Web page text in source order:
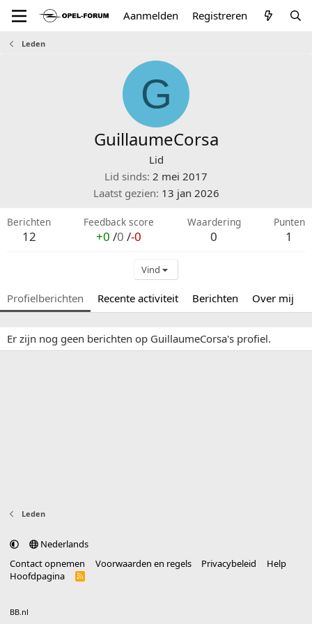
Aanmelden Registreren
Leden
G
GuillaumeCorsa
Lid
Lid sinds 2 mei 2017
Laatst gezien 13 jan 2026
Berichten
12
Feedback score
+0 /0 /-0
Waardering
0
Punten
1
Vind
Profielberichten Recente activiteit Berichten Over mij
Er zijn nog geen berichten op GuillaumeCorsa's profiel.
Leden
Nederlands
Contact opnemen
Voorwaarden en regels Privacybeleid
Help
Hoofdpagina
R
BB.nl